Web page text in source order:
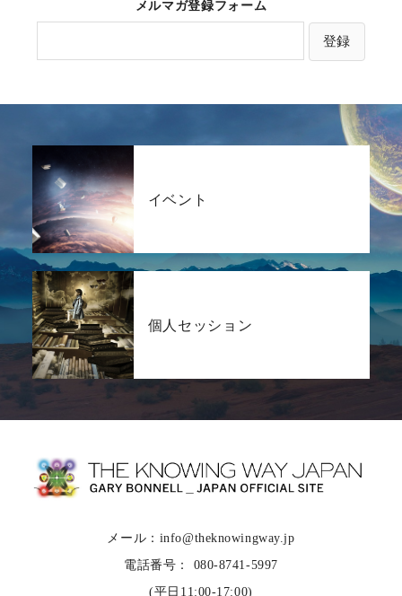
メルマガ登録フォーム
イベント
個人セッション
メール：info@theknowingway.jp
電話番号： 080-8741-5997
(平日11:00-17:00)